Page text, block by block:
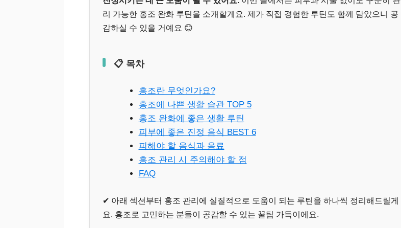
리 가능한 홍조 완화 루틴을 소개할게요. 제가 직접 경험한 루틴도 함께 담았으니 공
감하실 수 있을 거예요 😊
📋 목차
홍조란 무엇인가요?
홍조에 나쁜 생활 습관 TOP 5
홍조 완화에 좋은 생활 루틴
피부에 좋은 진정 음식 BEST 6
피해야 할 음식과 음료
홍조 관리 시 주의해야 할 점
FAQ
✔ 아래 섹션부터 홍조 관리에 실질적으로 도움이 되는 루틴을 하나씩 정리해드릴게
요. 홍조로 고민하는 분들이 공감할 수 있는 꿀팁 가득이에요.